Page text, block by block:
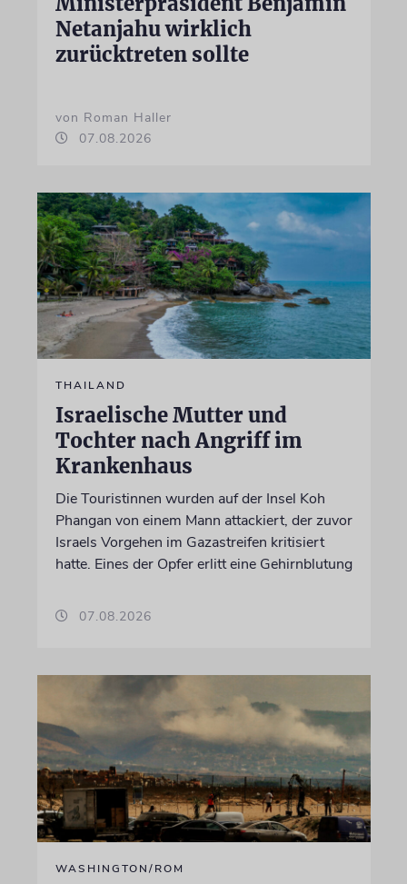
Netanjahu wirklich
zurücktreten sollte
von Roman Haller
07.08.2026
THAILAND
Israelische Mutter und
Tochter nach Angriff im
Krankenhaus
Die Touristinnen wurden auf der Insel Koh
Phangan von einem Mann attackiert, der zuvor
Israels Vorgehen im Gazastreifen kritisiert
hatte. Eines der Opfer erlitt eine Gehirnblutung
07.08.2026
WASHINGTON/ROM